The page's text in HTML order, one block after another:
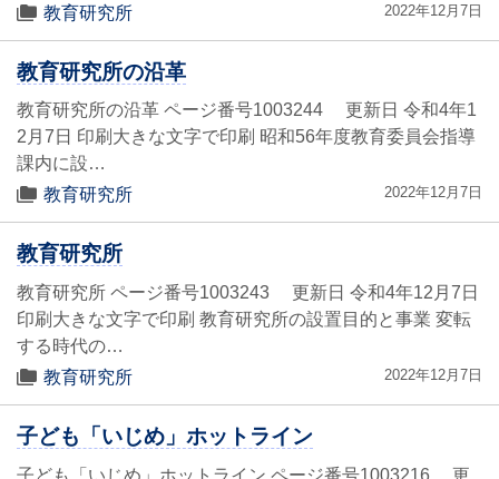
教育研究所
2022年12月7日
教育研究所の沿革
教育研究所の沿革 ページ番号1003244 更新日 令和4年1
2月7日 印刷大きな文字で印刷 昭和56年度教育委員会指導
課内に設…
教育研究所
2022年12月7日
教育研究所
教育研究所 ページ番号1003243 更新日 令和4年12月7日
印刷大きな文字で印刷 教育研究所の設置目的と事業 変転
する時代の…
教育研究所
2022年12月7日
子ども「いじめ」ホットライン
子ども「いじめ」ホットライン ページ番号1003216 更